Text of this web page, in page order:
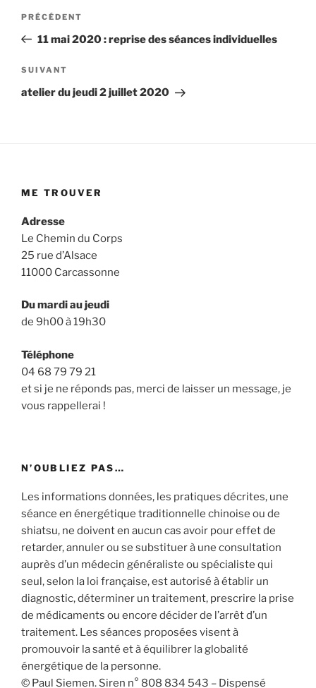
Navigation
de
l’article
Article
précédent
PRÉCÉDENT
11 mai 2020 : reprise des séances individuelles
Article
suivant
SUIVANT
atelier du jeudi 2 juillet 2020
ME TROUVER
Adresse
Le Chemin du Corps
25 rue d’Alsace
11000 Carcassonne
Du mardi au jeudi
de 9h00 à 19h30
Téléphone
04 68 79 79 21
et si je ne réponds pas, merci de laisser un message, je
vous rappellerai !
N’OUBLIEZ PAS…
Les informations données, les pratiques décrites, une
séance en énergétique traditionnelle chinoise ou de
shiatsu, ne doivent en aucun cas avoir pour effet de
retarder, annuler ou se substituer à une consultation
auprès d’un médecin généraliste ou spécialiste qui
seul, selon la loi française, est autorisé à établir un
diagnostic, déterminer un traitement, prescrire la prise
de médicaments ou encore décider de l’arrêt d’un
traitement. Les séances proposées visent à
promouvoir la santé et à équilibrer la globalité
énergétique de la personne.
© Paul Siemen. Siren n° 808 834 543 – Dispensé